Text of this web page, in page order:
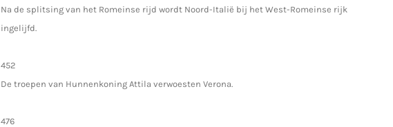
Na de splitsing van het Romeinse rijd wordt Noord-Italië bij het West-Romeinse rijk
ingelijfd.
452
De troepen van Hunnenkoning Attila verwoesten Verona.
476